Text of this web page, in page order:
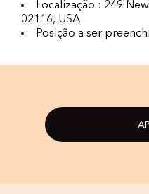
Localização : 249
02116, USA
Posição a ser